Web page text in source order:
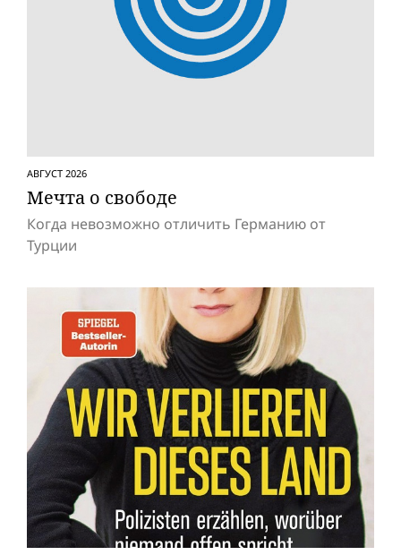
АВГУСТ 2026
Мечта о свободе
Когда невозможно отличить Германию от
Турции